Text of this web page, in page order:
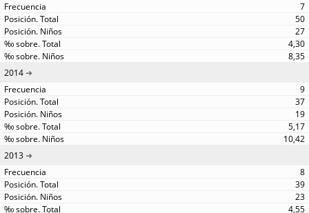
7
50
27
4,30
8,35
2014
9
37
19
5,17
10,42
2013
8
39
23
4,55